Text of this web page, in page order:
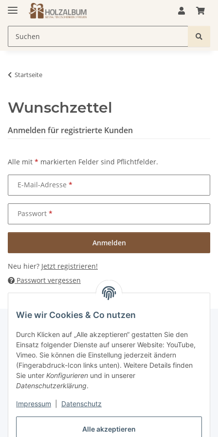
Alle akzeptieren
Wie wir Cookies & Co nutzen
Durch Klicken auf „Alle akzeptieren“ gestatten Sie den
Einsatz folgender Dienste auf unserer Website: YouTube,
Vimeo. Sie können die Einstellung jederzeit ändern
(Fingerabdruck-Icon links unten). Weitere Details finden
Sie unter Konfigurieren und in unserer
Datenschutzerklärung.
Impressum Datenschutz
Startseite
Wunschzettel
Anmelden für registrierte Kunden
Alle mit * markierten Felder sind Pflichtfelder.
E-Mail-Adresse
Passwort
Anmelden
Neu hier? Jetzt registrieren!
Passwort vergessen
Informationen
Gesetzliche Informationen